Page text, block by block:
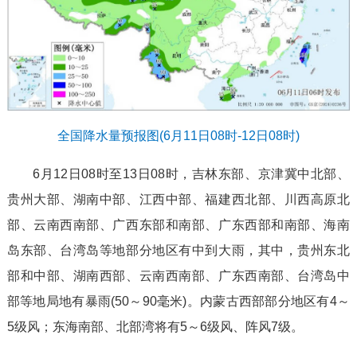
全国降水量预报图(6月11日08时-12日08时)
6月12日08时至13日08时，吉林东部、京津冀中北部、
贵州大部、湖南中部、江西中部、福建西北部、川西高原北
部、云南西南部、广西东部和南部、广东西部和南部、海南
岛东部、台湾岛等地部分地区有中到大雨，其中，贵州东北
部和中部、湖南西部、云南西南部、广东西南部、台湾岛中
部等地局地有暴雨(50～90毫米)。内蒙古西部部分地区有4～
5级风；东海南部、北部湾将有5～6级风、阵风7级。